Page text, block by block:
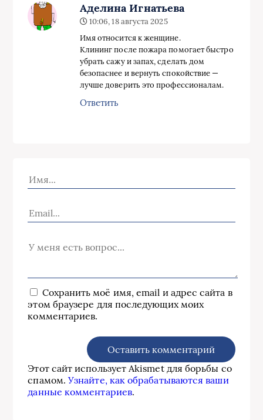
Аделина Игнатьева
10:06, 18 августа 2025
Имя относится к женщине.
Клининг после пожара помогает быстро
убрать сажу и запах, сделать дом
безопаснее и вернуть спокойствие —
лучше доверить это профессионалам.
Ответить
Сохранить моё имя, email и адрес сайта в
этом браузере для последующих моих
комментариев.
Этот сайт использует Akismet для борьбы со
спамом.Узнайте, как обрабатываются ваши
данные комментариев.